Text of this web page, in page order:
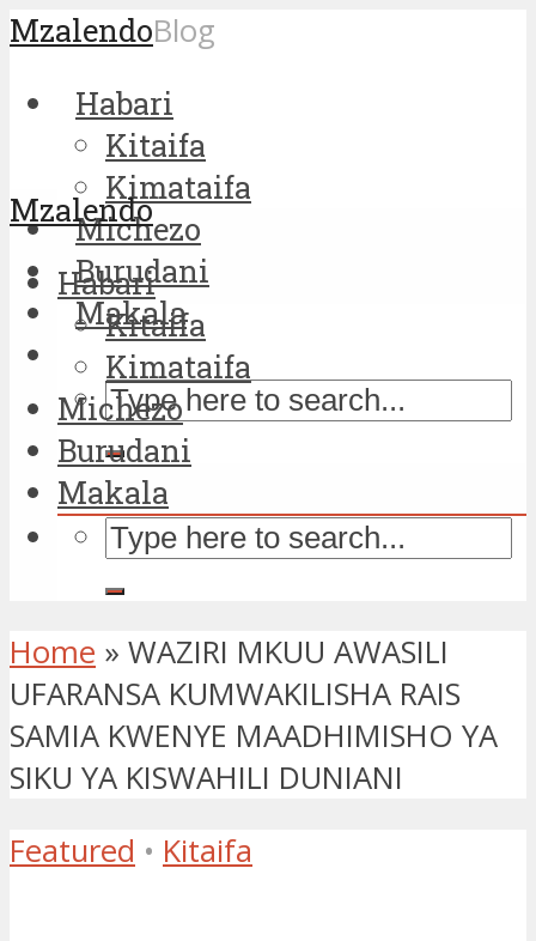
MzalendoBlog
Habari
Kitaifa
Kimataifa
Michezo
Burudani
Makala
Mzalendo
Habari
Kitaifa
Kimataifa
Michezo
Burudani
Makala
Home » WAZIRI MKUU AWASILI
UFARANSA KUMWAKILISHA RAIS
SAMIA KWENYE MAADHIMISHO YA
SIKU YA KISWAHILI DUNIANI
Featured • Kitaifa